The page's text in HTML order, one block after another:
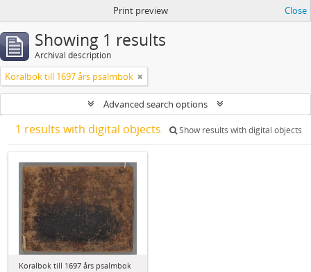
Print preview Close
Showing 1 results
Archival description
Koralbok till 1697 års psalmbok
Advanced search options
1 results with digital objects Show results with digital objects
Koralbok till 1697 års psalmbok